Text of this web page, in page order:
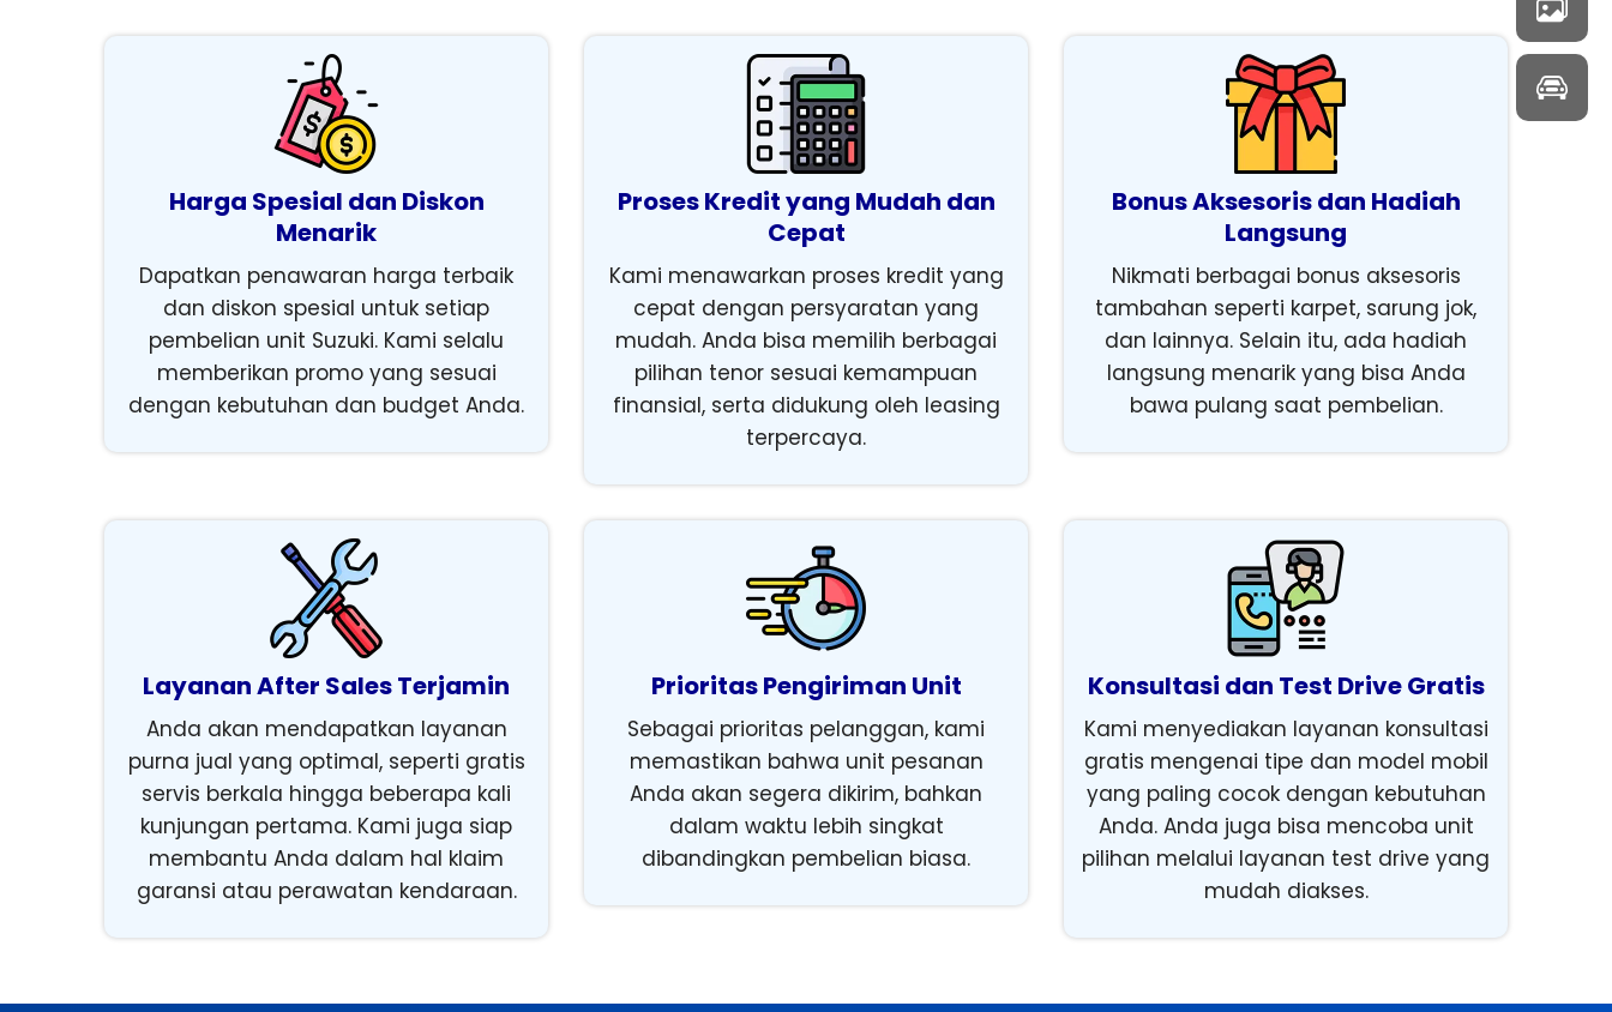
Harga Spesial dan Diskon
Menarik
Dapatkan penawaran harga terbaik
dan diskon spesial untuk setiap
pembelian unit Suzuki. Kami selalu
memberikan promo yang sesuai
dengan kebutuhan dan budget Anda.
Proses Kredit yang Mudah dan
Cepat
Kami menawarkan proses kredit yang
cepat dengan persyaratan yang
mudah. Anda bisa memilih berbagai
pilihan tenor sesuai kemampuan
finansial, serta didukung oleh leasing
terpercaya.
Bonus Aksesoris dan Hadiah
Langsung
Nikmati berbagai bonus aksesoris
tambahan seperti karpet, sarung jok,
dan lainnya. Selain itu, ada hadiah
langsung menarik yang bisa Anda
bawa pulang saat pembelian.
Layanan After Sales Terjamin
Anda akan mendapatkan layanan
purna jual yang optimal, seperti gratis
servis berkala hingga beberapa kali
kunjungan pertama. Kami juga siap
membantu Anda dalam hal klaim
garansi atau perawatan kendaraan.
Prioritas Pengiriman Unit
Sebagai prioritas pelanggan, kami
memastikan bahwa unit pesanan
Anda akan segera dikirim, bahkan
dalam waktu lebih singkat
dibandingkan pembelian biasa.
Konsultasi dan Test Drive Gratis
Kami menyediakan layanan konsultasi
gratis mengenai tipe dan model mobil
yang paling cocok dengan kebutuhan
Anda. Anda juga bisa mencoba unit
pilihan melalui layanan test drive yang
mudah diakses.